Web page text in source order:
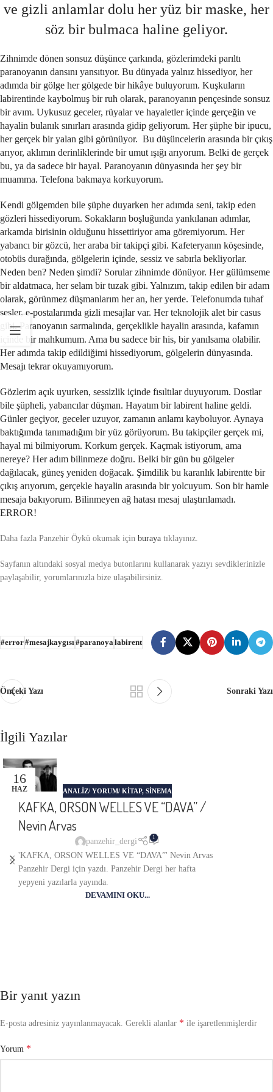
ve gizli anlamlar dolu her yüz bir maske, her
söz bir bulmaca haline geliyor.
Zihnimde dönen sonsuz düşünce çarkında, gözlerimdeki parıltı
paranoyanın dansını yansıtıyor. Bu dünyada yalnız hissediyor, her
adımda bir gölge her gölgede bir hikâye buluyorum. Kuşkuların
labirentinde kaybolmuş bir ruh olarak, paranoyanın pençesinde sonsuz
bir avım. Uykusuz geceler, rüyalar ve hayaletler içinde gerçeğin ve
hayalin bulanık sınırları arasında gidip geliyorum. Her şüphe bir ipucu,
her gerçek bir yalan gibi görünüyor. Bu düşüncelerin arasında bir çıkış
arıyor, aklımın derinliklerinde bir umut ışığı arıyorum. Belki de gerçek
bu, ya da sadece bir hayal. Paranoyanın dünyasında her şey bir
muamma. Telefona bakmaya korkuyorum.
Kendi gölgemden bile şüphe duyarken her adımda seni, takip eden
gözleri hissediyorum. Sokakların boşluğunda yankılanan adımlar,
arkamda birisinin olduğunu hissettiriyor ama göremiyorum. Her
yabancı bir gözcü, her araba bir takipçi gibi. Kafeteryanın köşesinde,
otobüs durağında, gölgelerin içinde, sessiz ve sabırla bekliyorlar.
Neden ben? Neden şimdi? Sorular zihnimde dönüyor. Her gülümseme
bir aldatmaca, her selam bir tuzak gibi. Yalnızım, takip edilen bir adam
olarak, görünmez düşmanlarım her an, her yerde. Telefonumda tuhaf
sesler, e-postalarımda gizli mesajlar var. Her teknolojik alet bir casus
gibi. Paranoyanın sarmalında, gerçeklikle hayalin arasında, kafamın
içinde bir mahkumum. Ama bu sadece bir his, bir yanılsama olabilir.
Her adımda takip edildiğimi hissediyorum, gölgelerin dünyasında.
Mesajı tekrar okuyamıyorum.
Gözlerim açık uyurken, sessizlik içinde fısıltılar duyuyorum. Dostlar
bile şüpheli, yabancılar düşman. Hayatım bir labirent haline geldi.
Günler geçiyor, geceler uzuyor, zamanın anlamı kayboluyor. Aynaya
baktığımda tanımadığım bir yüz görüyorum. Bu takipçiler gerçek mi,
hayal mi bilmiyorum. Korkum gerçek. Kaçmak istiyorum, ama
nereye? Her adım bilinmeze doğru. Belki bir gün bu gölgeler
dağılacak, güneş yeniden doğacak. Şimdilik bu karanlık labirentte bir
çıkış arıyorum, gerçekle hayalin arasında bir yolcuyum. Son bir hamle
mesaja bakıyorum. Bilinmeyen ağ hatası mesaj ulaştırılamadı.
ERROR!
Daha fazla Panzehir Öykü okumak için buraya tıklayınız.
Sayfanın altındaki sosyal medya butonlarını kullanarak yazıyı sevdiklerinizle
paylaşabilir, yorumlarınızla bize ulaşabilirsiniz.
#error#mesajkaygısı #paranoya labirent
Önceki Yazı Sonraki Yazı
İlgili Yazılar
16
HAZ ANALIZ/ YORUM/ KITAP,SINEMA
KAFKA, ORSON WELLES VE “DAVA” /
Nevin Arvas
panzehir_dergi 1
'KAFKA, ORSON WELLES VE “DAVA”' Nevin Arvas
Panzehir Dergi için yazdı. Panzehir Dergi her hafta
yepyeni yazılarla yayında.
DEVAMINI OKU...
Bir yanıt yazın
E-posta adresiniz yayınlanmayacak. Gerekli alanlar * ile işaretlenmişlerdir
Yorum *